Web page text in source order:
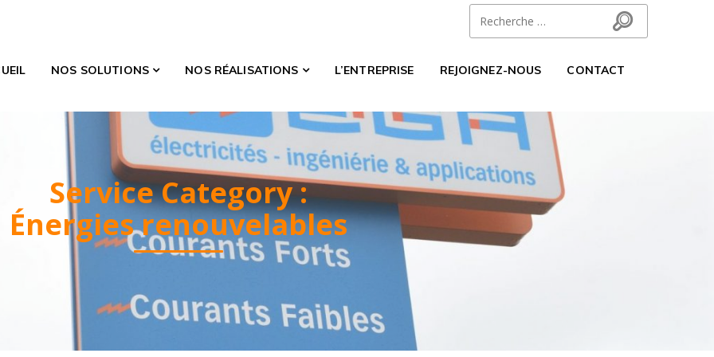
Search
NOS SOLUTIONS NOS RÉALISATIONS L’ENTREPRISE REJOIGNEZ-NOUS CONTACT
Service Category :
Énergies renouvelables